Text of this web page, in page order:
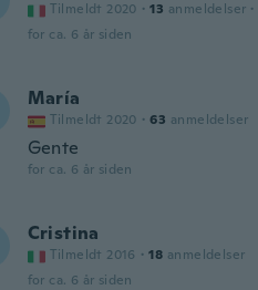
Tilmeldt 2020 · 13 anmeldelser ·
for ca. 6 år siden
María
Tilmeldt 2020 · 63 anmeldelser
Gente
for ca. 6 år siden
Cristina
Tilmeldt 2016 · 18 anmeldelser
for ca. 6 år siden